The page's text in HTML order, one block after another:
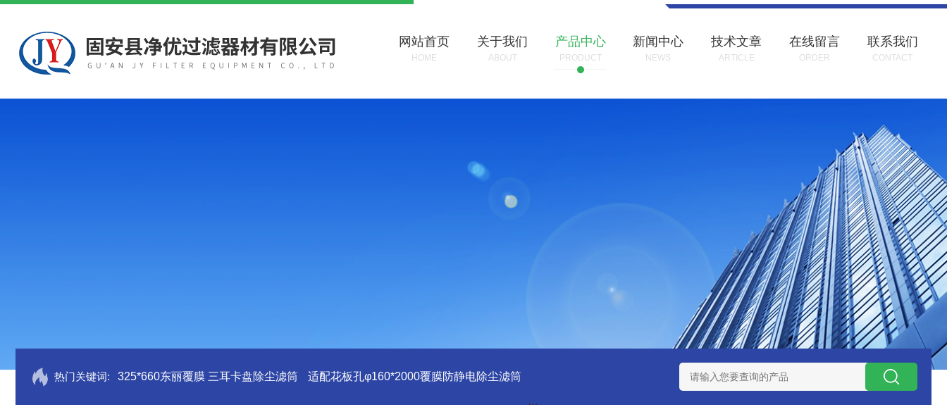
网站首页
HOME
关于我们
ABOUT
产品中心
PRODUCT
新闻中心
NEWS
技术文章
ARTICLE
在线留言
ORDER
联系我们
CONTACT
热门关键词: 325*660东丽覆膜 三耳卡盘除尘滤筒 适配花板孔φ160*2000覆膜防静电除尘滤筒 PU注胶 花板孔φ157*500防静电除尘滤芯 电焊车间 六耳快拆除尘滤筒 环保排放达